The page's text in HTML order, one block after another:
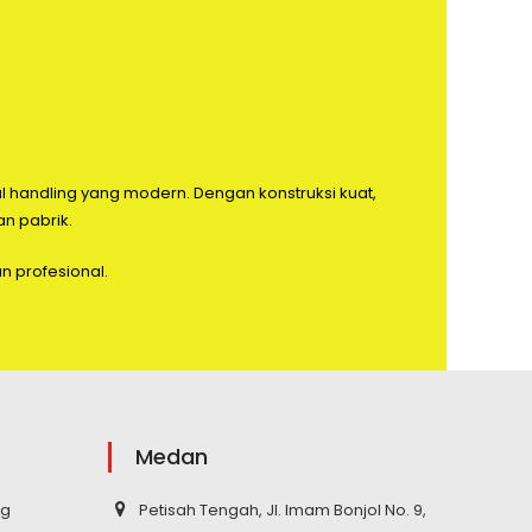
yang modern. Dengan konstruksi kuat,
pabrik.
profesional.
Medan
Petisah Tengah, Jl. Imam Bonjol No. 9,